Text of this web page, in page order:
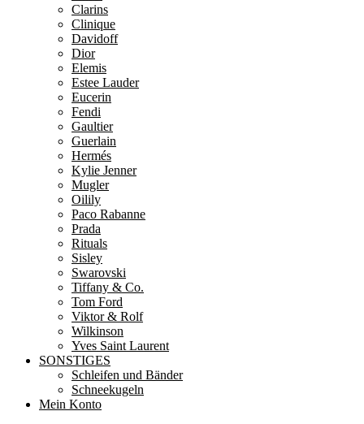
Clarins
Clinique
Davidoff
Dior
Elemis
Estee Lauder
Eucerin
Fendi
Gaultier
Guerlain
Hermés
Kylie Jenner
Mugler
Oilily
Paco Rabanne
Prada
Rituals
Sisley
Swarovski
Tiffany & Co.
Tom Ford
Viktor & Rolf
Wilkinson
Yves Saint Laurent
SONSTIGES
Schleifen und Bänder
Schneekugeln
Mein Konto